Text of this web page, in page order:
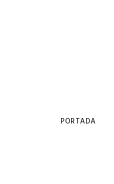
PORTADA